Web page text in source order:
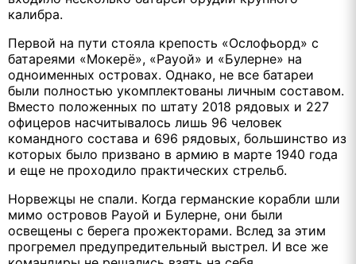
калибра.
Первой на пути стояла крепость «Ослофьорд» с
батареями «Мокерё», «Рауой» и «Булерне» на
одноименных островах. Однако, не все батареи
были полностью укомплектованы личным составом.
Вместо положенных по штату 2018 рядовых и 227
офицеров насчитывалось лишь 96 человек
командного состава и 696 рядовых, большинство из
которых было призвано в армию в марте 1940 года
и еще не проходило практических стрельб.
Норвежцы не спали. Когда германские корабли шли
мимо островов Рауой и Булерне, они были
освещены с берега прожекторами. Вслед за этим
прогремел предупредительный выстрел. И все же